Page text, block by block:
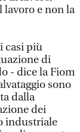
lavoro e non la
casi più
di
- dice la Fiom
sono
dalla
dei
industriale